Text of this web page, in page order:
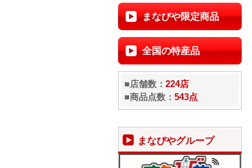
まなびや限定商品
全国の特産品
■店舗数： 224店
■商品点数： 543点
まなびやグループ